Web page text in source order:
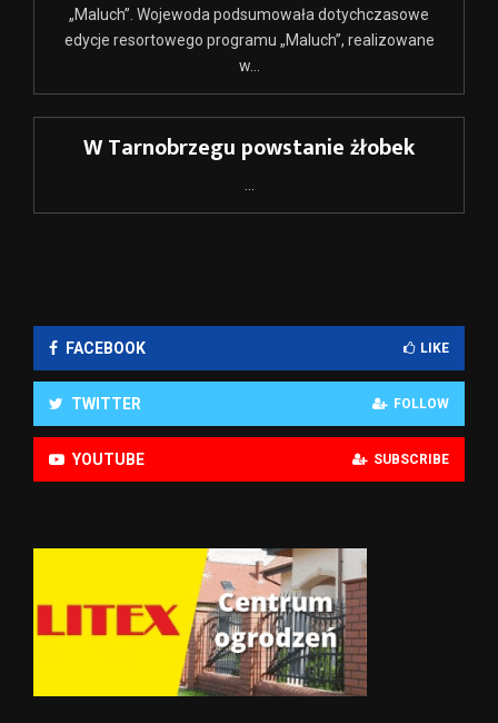
„Maluch”. Wojewoda podsumowała dotychczasowe
edycje resortowego programu „Maluch”, realizowane
w...
W Tarnobrzegu powstanie żłobek
...
FACEBOOK LIKE
TWITTER FOLLOW
YOUTUBE SUBSCRIBE